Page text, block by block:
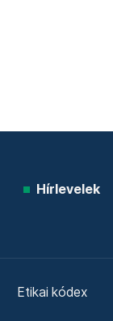
Hírlevelek
Etikai kódex